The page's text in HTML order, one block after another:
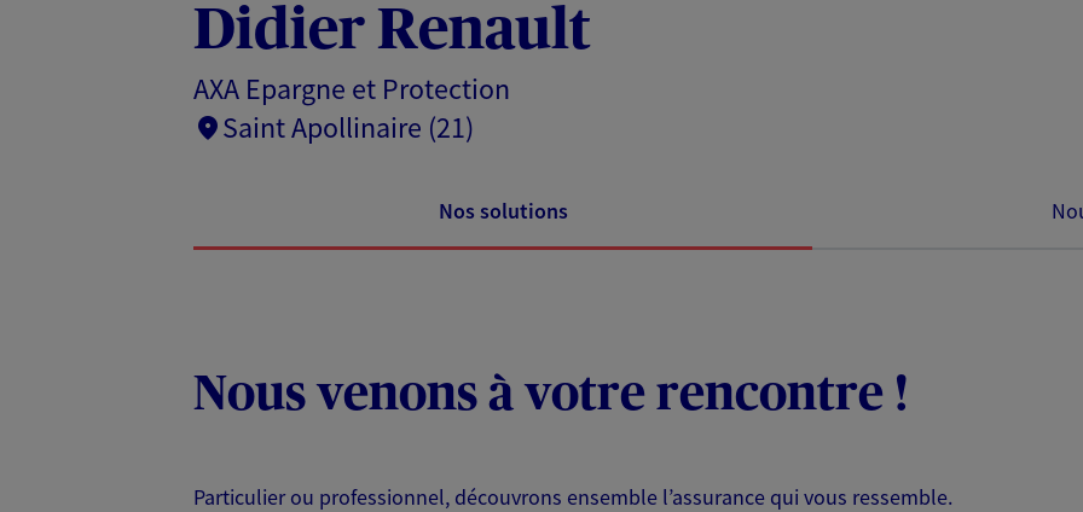
Didier Renault
AXA Epargne et Protection
Saint Apollinaire (21)
Nos solutions
Nous venons à votre rencontre !
Particulier ou professionnel, découvrons ensemble l’assurance qui vous ressemble.